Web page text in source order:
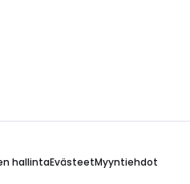
hallintaEvästeetMyyntiehdot